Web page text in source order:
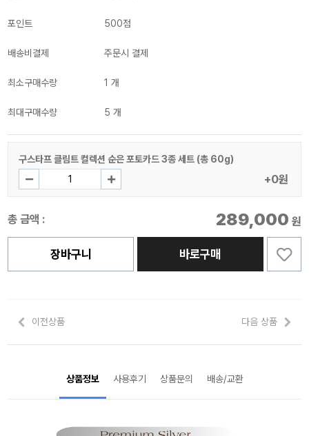
포인트 500점
배송비결제 주문시 결제
최소구매수량 1 개
최대구매수량 5 개
구스타프 클림트 컬렉션 순은 포토카드 3종 세트 (총 60g)
+0원
총 금액 : 289,000 원
장바구니 바로구매
이전상품 다음 상품
상품정보 사용후기 상품문의 배송/교환